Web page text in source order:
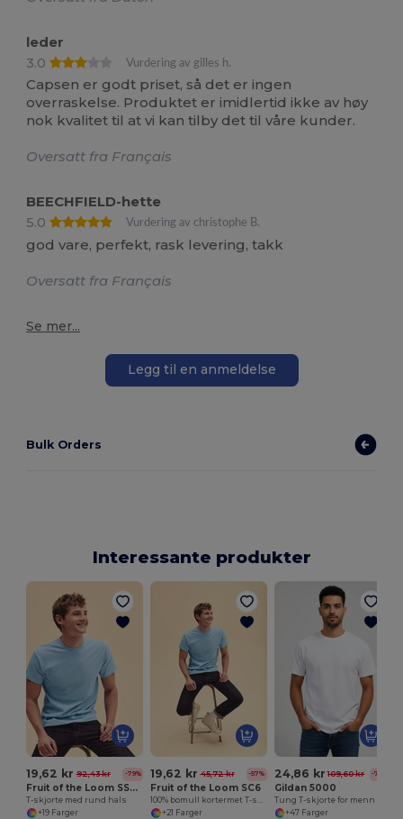
leder
3.0
Vurdering av gilles h.
Capsen er godt priset, så det er ingen
overraskelse. Produktet er imidlertid ikke av høy
nok kvalitet til at vi kan tilby det til våre kunder.
Oversatt fra Français
BEECHFIELD-hette
5.0
Vurdering av christophe B.
god vare, perfekt, rask levering, takk
Oversatt fra Français
Se mer...
Legg til en anmeldelse
Bulk Orders
Interessante produkter
19,62 kr 92,43 kr -79%
Fruit of the Loom SS048
T-skjorte med rund hals
+19 Farger
19,62 kr 45,72 kr -57%
Fruit of the Loom SC6
+21 Farger
24,86 kr 109,60 kr -77%
Gildan 5000
Tung T-skjorte for menn
+47 Farger